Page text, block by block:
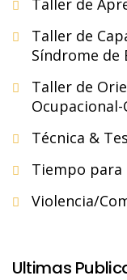
Taller de
Taller de
Síndrome de
Taller de
Ocupacional-
Técnica &
Tiempo para
Violencia/
Ultimas